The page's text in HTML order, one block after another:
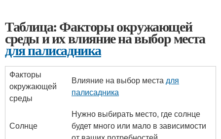
Таблица: Факторы окружающей
среды и их влияние на выбор места
для палисадника
Факторы
окружающей
среды
Влияние на выбор местадля
палисадника
Солнце
Нужно выбирать место, где солнце
будет много или мало в зависимости